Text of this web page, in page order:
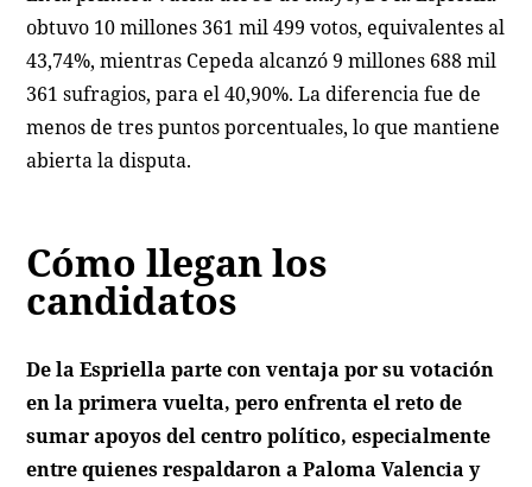
obtuvo 10 millones 361 mil 499 votos, equivalentes al
43,74%, mientras Cepeda alcanzó 9 millones 688 mil
361 sufragios, para el 40,90%. La diferencia fue de
menos de tres puntos porcentuales, lo que mantiene
abierta la disputa.
Cómo llegan los
candidatos
De la Espriella parte con ventaja por su votación
en la primera vuelta, pero enfrenta el reto de
sumar apoyos del centro político, especialmente
entre quienes respaldaron a Paloma Valencia y